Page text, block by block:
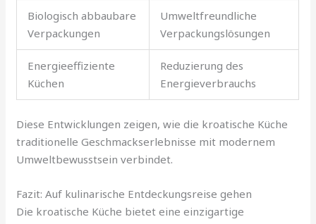
Biologisch abbaubare
Verpackungen
Umweltfreundliche
Verpackungslösungen
Energieeffiziente
Küchen
Reduzierung des
Energieverbrauchs
Diese Entwicklungen zeigen, wie die kroatische Küche
traditionelle Geschmackserlebnisse mit modernem
Umweltbewusstsein verbindet.
Fazit: Auf kulinarische Entdeckungsreise gehen
Die kroatische Küche bietet eine einzigartige